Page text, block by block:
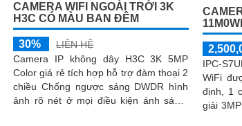
CAMERA WIFI NGOÀI TRỜI 3K
H3C CÓ MÀU BAN ĐÊM
30%
LIÊN HỆ
Camera IP không dây H3C 3K 5MP
Color giá rẻ tích hợp hỗ trợ đàm thoại 2
chiều Chống ngược sáng DWDR hình
ảnh rõ nét ở mọi điều kiện ánh sáng,
IPC-
WiFi
định, 1
giải